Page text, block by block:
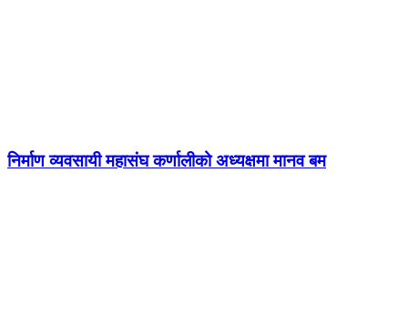
निर्माण व्यवसायी महासंघ कर्णालीको अध्यक्षमा मानव बम